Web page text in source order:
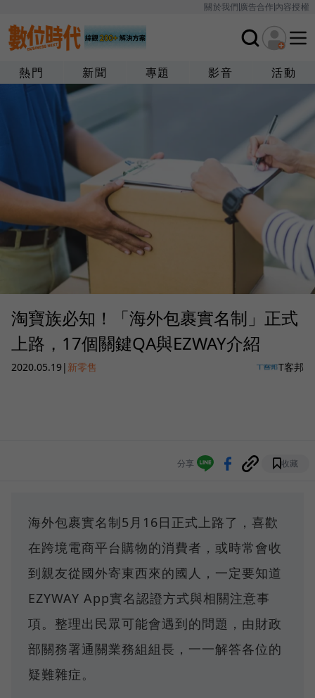
關於我們廣告合作內容授權
熱門 新聞 專題 影音 活動
淘寶族必知！「海外包裹實名制」正式
上路，17個關鍵QA與EZWAY介紹
2020.05.19| 新零售 T客邦
分享 收藏
海外包裹實名制5月16日正式上路了，喜歡
在跨境電商平台購物的消費者，或時常會收
到親友從國外寄東西來的國人，一定要知道
EZYWAY App實名認證方式與相關注意事
項。整理出民眾可能會遇到的問題，由財政
部關務署通關業務組組長，一一解答各位的
疑難雜症。